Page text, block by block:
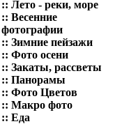
:: Лето - реки, море
:: Весенние
фотографии
:: Зимние пейзажи
:: Фото осени
:: Закаты, рассветы
:: Панорамы
:: Фото Цветов
:: Макро фото
:: Еда